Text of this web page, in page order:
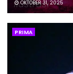
OKTOBER 31, 2025
PRIMA